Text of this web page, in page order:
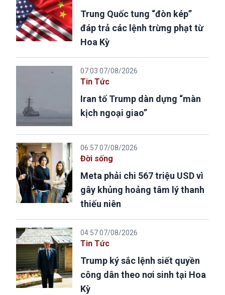
Trung Quốc tung “đòn kép”
đáp trả các lệnh trừng phạt từ
Hoa Kỳ
07:03 07/08/2026
Tin Tức
Iran tố Trump dàn dựng “màn
kịch ngoại giao”
06:57 07/08/2026
Đời sống
Meta phải chi 567 triệu USD vì
gây khủng hoảng tâm lý thanh
thiếu niên
04:57 07/08/2026
Tin Tức
Trump ký sắc lệnh siết quyền
công dân theo nơi sinh tại Hoa
Kỳ